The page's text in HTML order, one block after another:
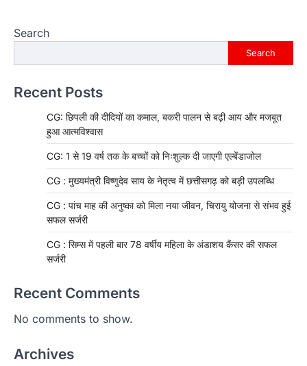
Search
Search
Recent Posts
CG: छिपली की दीदियों का कमाल, बकरी पालन से बढ़ी आय और मजबूत
हुआ आत्मविश्वास
CG: 1 से 19 वर्ष तक के बच्चों को निःशुल्क दी जाएगी एल्बेंडाजोल
CG : मुख्यमंत्री विष्णुदेव साय के नेतृत्व में छत्तीसगढ़ को बड़ी उपलब्धि
CG : पांच माह की अनुष्का को मिला नया जीवन, चिरायु योजना से संभव हुई
सफल सर्जरी
CG : सिम्स में पहली बार 78 वर्षीय महिला के अंडाशय कैंसर की सफल
सर्जरी
Recent Comments
No comments to show.
Archives